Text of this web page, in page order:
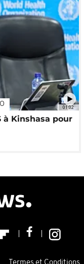
01:02
à Kinshasa pour